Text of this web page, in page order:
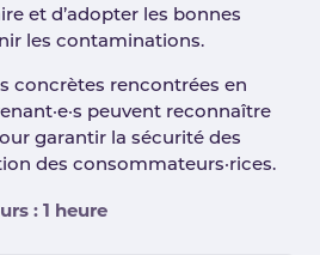
et d’adopter les bonnes
les contaminations.
concrètes rencontrées en
peuvent reconnaître
garantir la sécurité des
des consommateurs·rices.
: 1 heure